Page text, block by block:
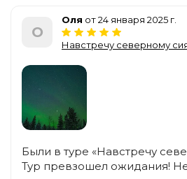
О
Оля от 24 января 2025 г.
Навстречу северному
Были в туре «Навстречу
Тур превзошел ожидания!